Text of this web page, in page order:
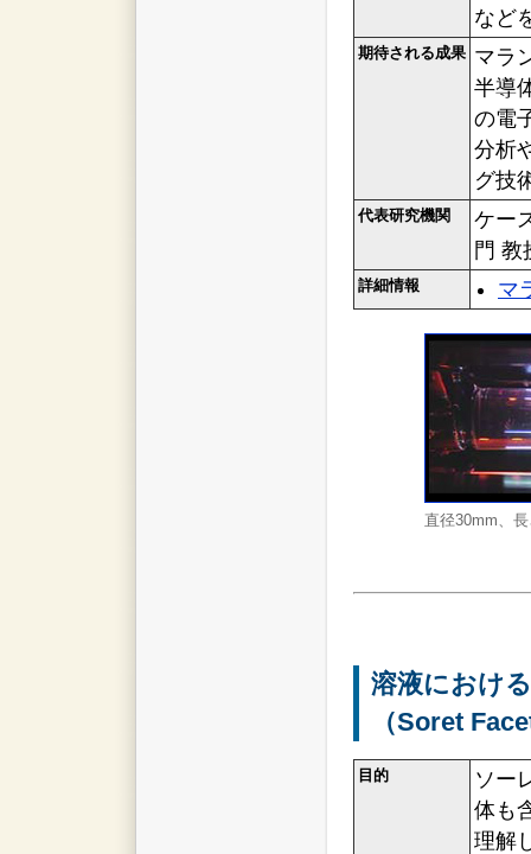
など
期待される成果 マラ
半導
の電
分析
グ技
代表研究機関
ケー
門 教
詳細情報 マ
直径30mm、
溶液におけ
（Soret
目的
ソー
体も
理解